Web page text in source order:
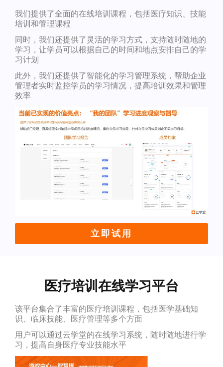
我们提供了全面的在线培训课程，包括医疗知识、技能
培训和管理课程
同时，我们还提供了灵活的学习方式，支持随时随地的
学习，让学员可以根据自己的时间和地点安排自己的学
习计划
此外，我们还提供了智能化的学习管理系统，帮助企业
管理者实时监控学员的学习情况，提高培训效果和管理
效率
立即试用
医疗培训在线学习平台
该平台集合了丰富的医疗培训课程，包括医学基础知
识、临床技能、医疗管理等多个方面
用户可以通过云学堂的在线学习系统，随时随地进行学
习，提高自身医疗专业技能水平